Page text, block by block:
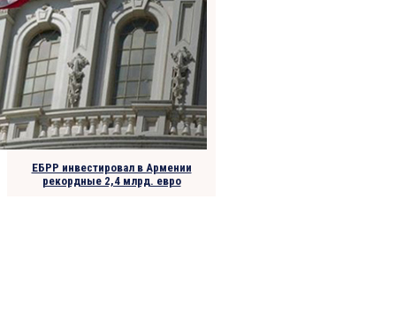
ЕБРР инвестировал в Армении
рекордные 2,4 млрд. евро